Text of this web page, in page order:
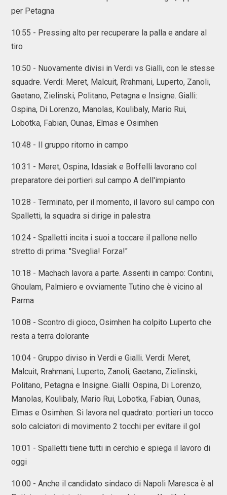
per Petagna
10:55 - Pressing alto per recuperare la palla e andare al
tiro
10:50 - Nuovamente divisi in Verdi vs Gialli, con le stesse
squadre. Verdi: Meret, Malcuit, Rrahmani, Luperto, Zanoli,
Gaetano, Zielinski, Politano, Petagna e Insigne. Gialli:
Ospina, Di Lorenzo, Manolas, Koulibaly, Mario Rui,
Lobotka, Fabian, Ounas, Elmas e Osimhen
10:48 - Il gruppo ritorno in campo
10:31 - Meret, Ospina, Idasiak e Boffelli lavorano col
preparatore dei portieri sul campo A dell'impianto
10:28 - Terminato, per il momento, il lavoro sul campo con
Spalletti, la squadra si dirige in palestra
10:24 - Spalletti incita i suoi a toccare il pallone nello
stretto di prima: "Sveglia! Forza!"
10:18 - Machach lavora a parte. Assenti in campo: Contini,
Ghoulam, Palmiero e ovviamente Tutino che è vicino al
Parma
10:08 - Scontro di gioco, Osimhen ha colpito Luperto che
resta a terra dolorante
10:04 - Gruppo diviso in Verdi e Gialli. Verdi: Meret,
Malcuit, Rrahmani, Luperto, Zanoli, Gaetano, Zielinski,
Politano, Petagna e Insigne. Gialli: Ospina, Di Lorenzo,
Manolas, Koulibaly, Mario Rui, Lobotka, Fabian, Ounas,
Elmas e Osimhen. Si lavora nel quadrato: portieri un tocco
solo calciatori di movimento 2 tocchi per evitare il gol
10:01 - Spalletti tiene tutti in cerchio e spiega il lavoro di
oggi
10:00 - Anche il candidato sindaco di Napoli Maresca è al